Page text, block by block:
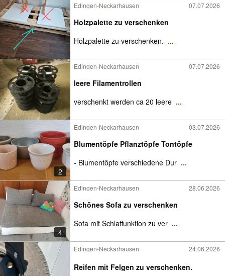
Edingen-Neckarhausen 07.07.2026
Holzpalette zu verschenken
Holzpalette zu verschenken. ...
Edingen-Neckarhausen 07.07.2026
leere Filamentrollen
verschenkt werden ca 20 leere ...
2
Edingen-Neckarhausen 03.07.2026
Blumentöpfe Pflanztöpfe Tontöpfe
- Blumentöpfe verschiedene Dur ...
4
Edingen-Neckarhausen 28.06.2026
Schönes Sofa zu verschenken
Sofa mit Schlaffunktion zu ver ...
Edingen-Neckarhausen 24.06.2026
Reifen mit Felgen zu verschenken.